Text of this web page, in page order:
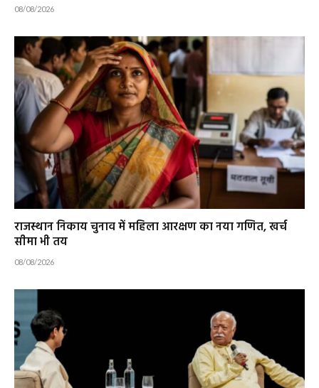
08/08/2026
राजस्थान निकाय चुनाव में महिला आरक्षण का नया गणित, खर्च
सीमा भी तय
08/08/2026